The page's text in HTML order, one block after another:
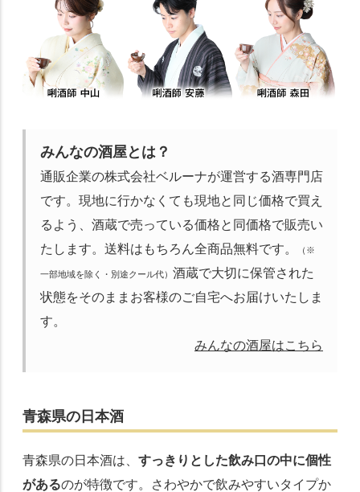
みんなの酒屋とは？
通販企業の株式会社ベルーナが運営する酒専門店
です。現地に行かなくても現地と同じ価格で買え
るよう、酒蔵で売っている価格と同価格で販売い
たします。送料はもちろん全商品無料です。
（※
一部地域を除く・別途クール代） 酒蔵で大切に保管された
状態をそのままお客様のご自宅へお届けいたしま
す。
みんなの酒屋はこちら
青森県の日本酒
青森県の日本酒は、 すっきりとした飲み口の中に個性
があるのが特徴です。さわやかで飲みやすいタイプか